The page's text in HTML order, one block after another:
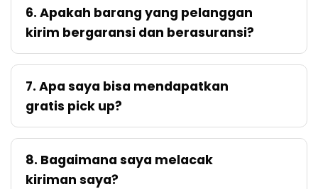
6. Apakah barang yang pelanggan
kirim bergaransi dan berasuransi?
7. Apa saya bisa mendapatkan
gratis pick up?
8. Bagaimana saya melacak
kiriman saya?